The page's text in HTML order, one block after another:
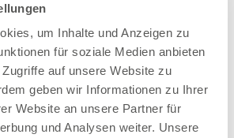
um Inhalte und Anzeigen zu
für soziale Medien anbieten
auf unsere Website zu
geben wir Informationen zu Ihrer
Website an unsere Partner für
und Analysen weiter. Unsere
- 19:00 Uhr
Uhr